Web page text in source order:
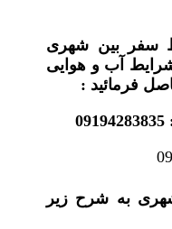
سفر بین شهری
آب و هوایی
فرمائید :
به شرح زیر